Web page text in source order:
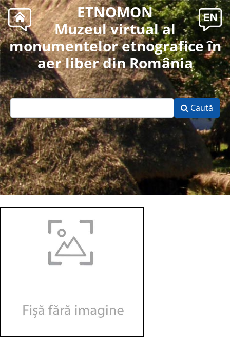
ETNOMON
Muzeul virtual al
monumentelor etnografice în
aer liber din România
Caută